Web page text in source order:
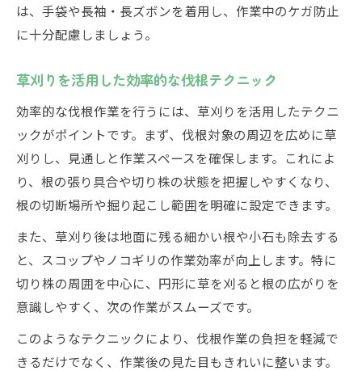
は、手袋や長袖・長ズボンを着用し、作業中のケガ防止
に十分配慮しましょう。
草刈りを活用した効率的な伐根テクニック
効率的な伐根作業を行うには、草刈りを活用したテクニ
ックがポイントです。まず、伐根対象の周辺を広めに草
刈りし、見通しと作業スペースを確保します。これによ
り、根の張り具合や切り株の状態を把握しやすくなり、
根の切断場所や掘り起こし範囲を明確に設定できます。
また、草刈り後は地面に残る細かい根や小石も除去する
と、スコップやノコギリの作業効率が向上します。特に
切り株の周囲を中心に、円形に草を刈ると根の広がりを
意識しやすく、次の作業がスムーズです。
このようなテクニックにより、伐根作業の負担を軽減で
きるだけでなく、作業後の見た目もきれいに整います。